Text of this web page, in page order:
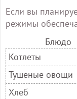
Если вы
режимы
Блюдо
Котлеты
Тушеные овощи
Хлеб